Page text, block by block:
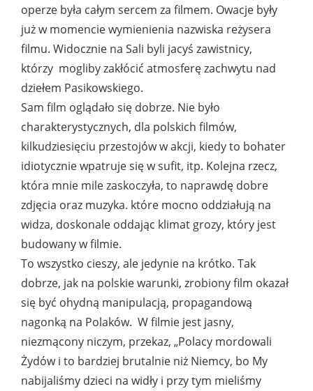
operze była całym sercem za filmem. Owacje były
już w momencie wymienienia nazwiska reżysera
filmu. Widocznie na Sali byli jacyś zawistnicy,
którzy mogliby zakłócić atmosferę zachwytu nad
dziełem Pasikowskiego.
Sam film oglądało się dobrze. Nie było
charakterystycznych, dla polskich filmów,
kilkudziesięciu przestojów w akcji, kiedy to bohater
idiotycznie wpatruje się w sufit, itp. Kolejna rzecz,
która mnie mile zaskoczyła, to naprawdę dobre
zdjęcia oraz muzyka. które mocno oddziałują na
widza, doskonale oddając klimat grozy, który jest
budowany w filmie.
To wszystko cieszy, ale jedynie na krótko. Tak
dobrze, jak na polskie warunki, zrobiony film okazał
się być ohydną manipulacją, propagandową
nagonką na Polaków. W filmie jest jasny,
niezmącony niczym, przekaz, „Polacy mordowali
Żydów i to bardziej brutalnie niż Niemcy, bo My
nabijaliśmy dzieci na widły i przy tym mieliśmy